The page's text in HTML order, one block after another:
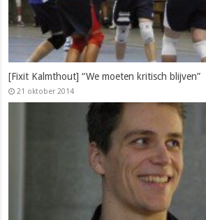
[Fixit Kalmthout] “We moeten kritisch blijven”
21 oktober 2014